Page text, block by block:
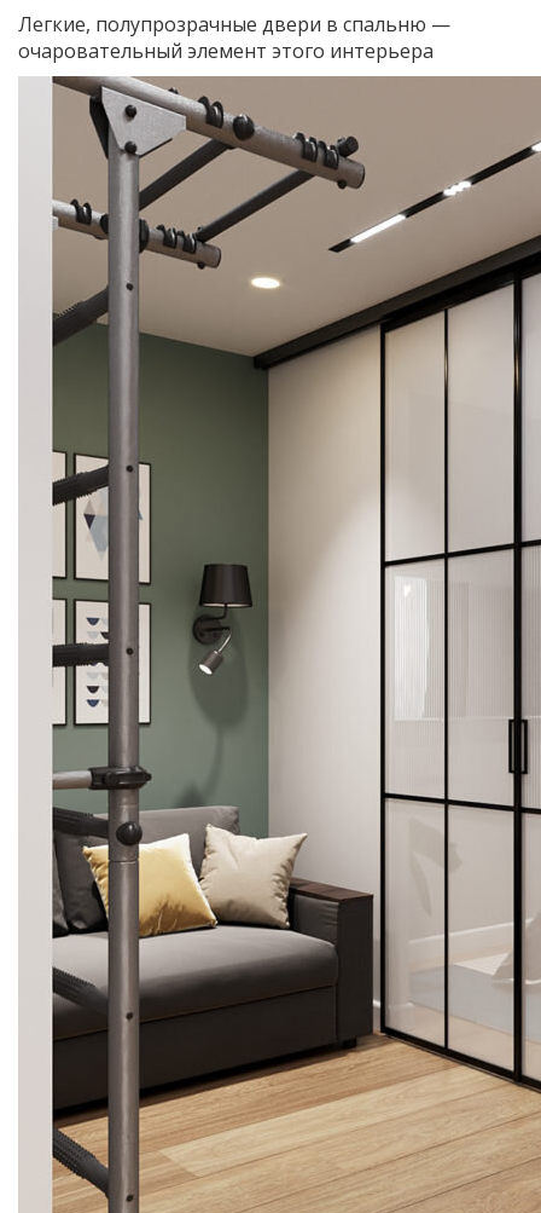
Легкие, полупрозрачные двери в спальню —
очаровательный элемент этого интерьера